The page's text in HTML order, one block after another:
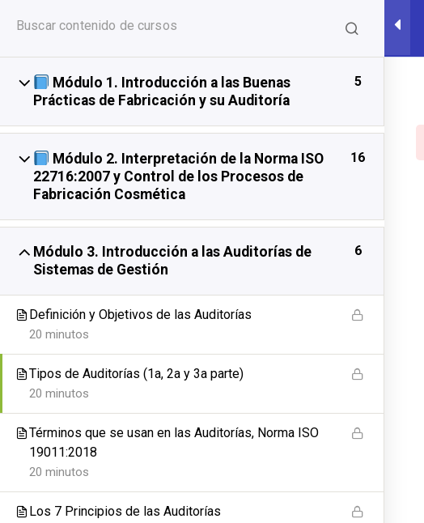
Formación
Inicio Cursos
Módulo 1. Introducción a las Buenas
Prácticas de Fabricación y su Auditoría
5
Módulo 2. Interpretación de la Norma ISO
22716:2007 y Control de los Procesos de
Fabricación Cosmética
16
Módulo 3. Introducción a las Auditorías de
Sistemas de Gestión
6
Definición y Objetivos de las Auditorías
20 minutos
Tipos de Auditorías (1a, 2a y 3a parte)
20 minutos
Términos que se usan en las Auditorías, Norma ISO
19011:2018
20 minutos
Los 7 Principios de las Auditorías